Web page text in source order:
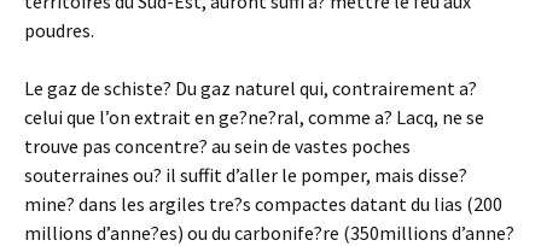
poudres.
Le gaz de schiste? Du gaz naturel qui, contrairement a?
celui que l’on extrait en ge?ne?ral, comme a? Lacq, ne se
trouve pas concentre? au sein de vastes poches
souterraines ou? il suffit d’aller le pomper, mais disse?
mine? dans les argiles tre?s compactes datant du lias (200
millions d’anne?es) ou du carbonife?re (350millions d’anne?